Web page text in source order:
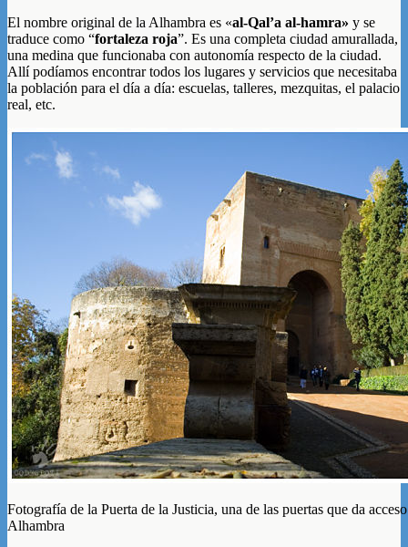
El nombre original de la Alhambra es «al-Qal’a al-hamra» y se
traduce como “fortaleza roja”. Es una completa ciudad amurallada,
una medina que funcionaba con autonomía respecto de la ciudad.
Allí podíamos encontrar todos los lugares y servicios que necesitaba
la población para el día a día: escuelas, talleres, mezquitas, el palacio
real, etc.
Fotografía de la Puerta de la Justicia, una de las puertas que da
Alhambra